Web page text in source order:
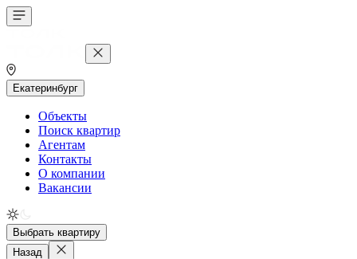
Екатеринбург
Объекты
Поиск квартир
Агентам
Контакты
О компании
Вакансии
Выбрать квартиру
Назад